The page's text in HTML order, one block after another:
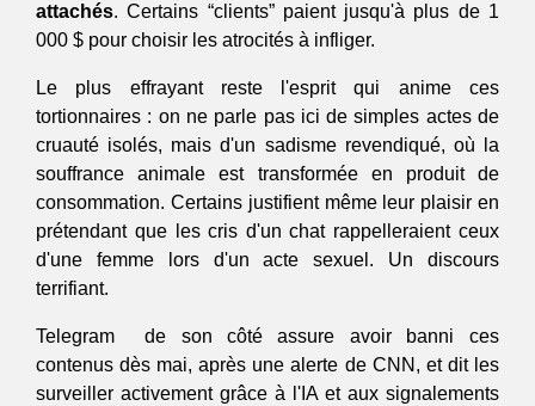
attachés. Certains “clients” paient jusqu'à plus de 1
000 $ pour choisir les atrocités à infliger.
Le plus effrayant reste l'esprit qui anime ces
tortionnaires : on ne parle pas ici de simples actes de
cruauté isolés, mais d'un sadisme revendiqué, où la
souffrance animale est transformée en produit de
consommation. Certains justifient même leur plaisir en
prétendant que les cris d'un chat rappelleraient ceux
d'une femme lors d'un acte sexuel. Un discours
terrifiant.
Telegram  de son côté assure avoir banni ces
contenus dès mai, après une alerte de CNN, et dit les
surveiller activement grâce à l'IA et aux signalements